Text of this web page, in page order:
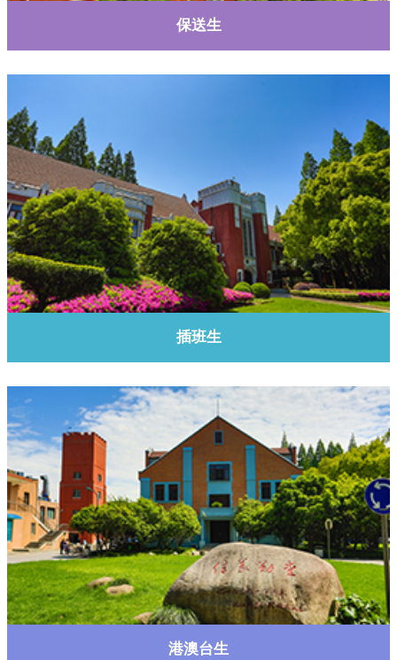
保送生
了解更多
插班生
了解更多
港澳台生